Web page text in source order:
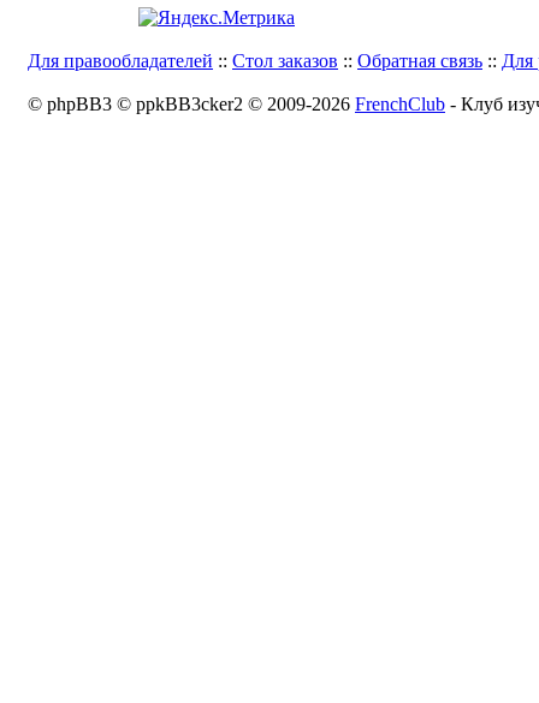
Для правообладателей :: Стол заказов :: Обратная связь :: Для
© phpBB3 © ppkBB3cker2 © 2009-2026 FrenchClub - Клуб